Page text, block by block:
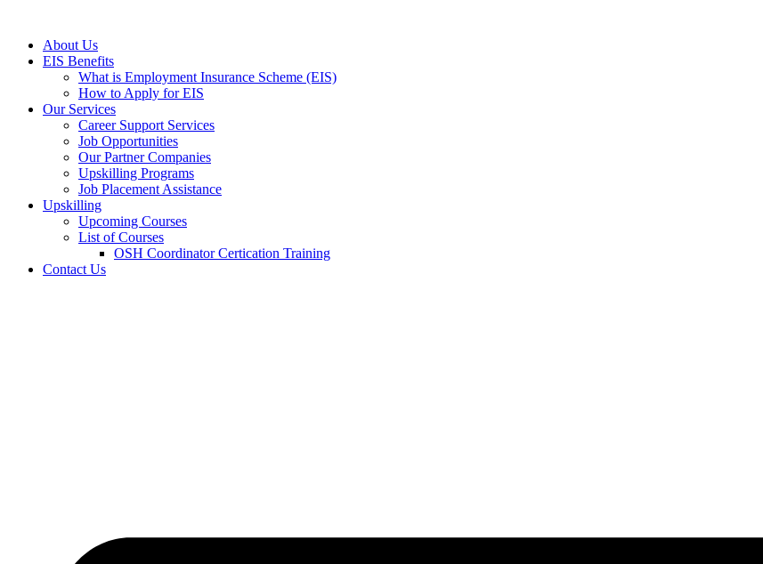
contentAbout Us
EIS Benefits
What is Employment Insurance Scheme (EIS)
How to Apply for EIS
Our Services
Career Support Services
Job Opportunities
Our Partner Companies
Upskilling Programs
Job Placement Assistance
Upskilling
Upcoming Courses
List of Courses
OSH Coordinator Certication Training
Contact Us